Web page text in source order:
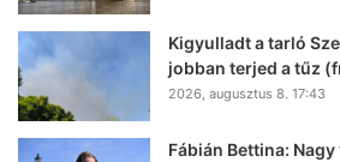
Kigyulladt a tarló
jobban terjed a tűz
2026, augusztus 8. 17:43
Fábián Bettina: